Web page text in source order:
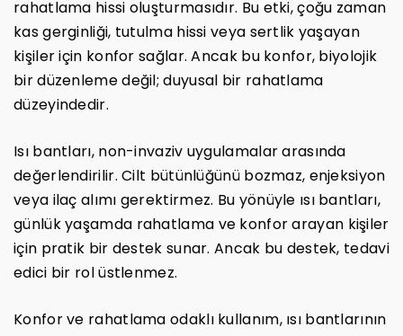
rahatlama hissi oluşturmasıdır. Bu etki, çoğu zaman
kas gerginliği, tutulma hissi veya sertlik yaşayan
kişiler için konfor sağlar. Ancak bu konfor, biyolojik
bir düzenleme değil; duyusal bir rahatlama
düzeyindedir.
Isı bantları, non-invaziv uygulamalar arasında
değerlendirilir. Cilt bütünlüğünü bozmaz, enjeksiyon
veya ilaç alımı gerektirmez. Bu yönüyle ısı bantları,
günlük yaşamda rahatlama ve konfor arayan kişiler
için pratik bir destek sunar. Ancak bu destek, tedavi
edici bir rol üstlenmez.
Konfor ve rahatlama odaklı kullanım, ısı bantlarının